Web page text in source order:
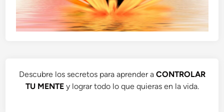
Descubre los secretos para aprender a CONTROLAR
TU MENTEy lograr todo lo que quieras en la vida.